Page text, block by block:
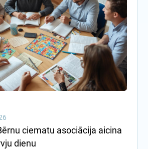
ciematu asociācija aicina
dienu